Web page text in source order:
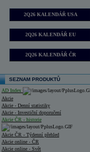
2Q26 KALENDÁŘ USA
2Q26 KALENDÁŘ EU
2Q26 KALENDÁŘ ČR
SEZNAM PRODUKTŮ
AD Index
Akcie
Akcie - Denní statistiky
Akcie - Investiční doporučení
Akcie ČR - historie
Akcie ČR - Týdenní přehled
Akcie online - ČR
Akcie online - Svět